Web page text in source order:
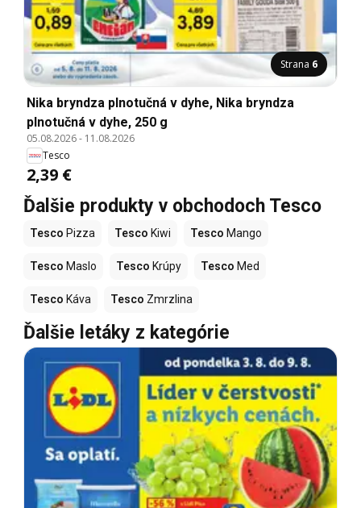
Strana 6
Nika bryndza plnotučná v dyhe, Nika bryndza
plnotučná v dyhe, 250 g
05.08.2026- 11.08.2026
Tesco
2,39 €
Ďalšie produkty v obchodoch Tesco
Tesco Pizza Tesco Kiwi Tesco Mango
Tesco Maslo Tesco Krúpy Tesco Med
Tesco Káva Tesco Zmrzlina
Ďalšie letáky z kategórie